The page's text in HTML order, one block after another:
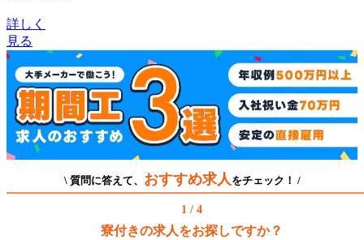
詳しく
見る
\ 質問に答えて、 おすすめ求人 をチェック！ /
1 / 4
寮付きの求人をお探しですか？